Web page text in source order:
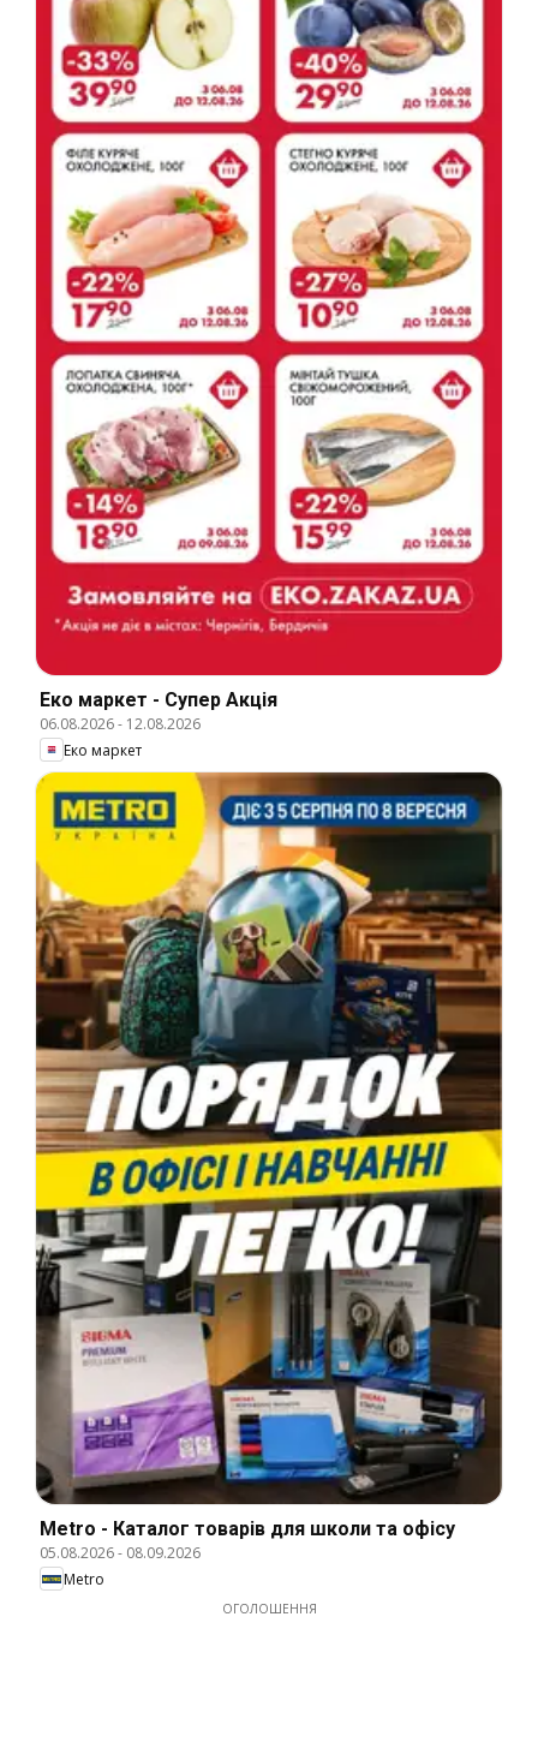
Еко маркет - Супер Акція
06.08.2026- 12.08.2026
Еко маркет
Metro - Каталог товарів для школи та офісу
05.08.2026- 08.09.2026
Metro
ОГОЛОШЕННЯ